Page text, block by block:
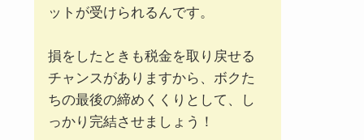
ットが受けられるんです。
損をしたときも税金を取り戻せる
チャンスがありますから、ボクた
ちの最後の締めくくりとして、し
っかり完結させましょう！